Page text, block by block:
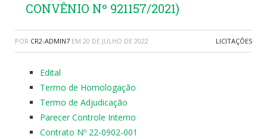
CONVÊNIO Nº 921157/2021)
POR CR2-ADMIN7 EM 20 DE JULHO DE 2022 LICITAÇÕES
Edital
Termo de Homologação
Termo de Adjudicação
Parecer Controle Interno
Contrato Nº 22-0902-001